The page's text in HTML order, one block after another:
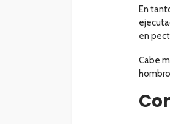
En
en
Cabe